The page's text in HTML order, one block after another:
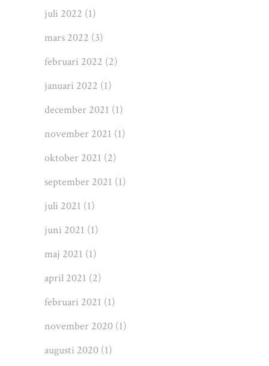
juli 2022 (1)
mars 2022 (3)
februari 2022 (2)
januari 2022 (1)
december 2021 (1)
november 2021 (1)
oktober 2021 (2)
september 2021 (1)
juli 2021 (1)
juni 2021 (1)
maj 2021 (1)
april 2021 (2)
februari 2021 (1)
november 2020 (1)
augusti 2020 (1)